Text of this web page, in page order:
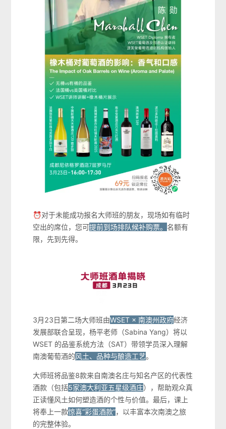
⏰对于未能成功报名大师班的朋友，现场如有临时
空出的席位，您可提前到场排队候补购票。 名额有
限，先到先得。
3月23日第二场大师班由WSET × 南澳州政府经济
发展部联合呈现，杨平老师（Sabina Yang）将以
WSET 的品鉴系统方法（SAT）带领学员深入理解
南澳葡萄酒的风土、品种与酿造工艺。
大师班将品鉴8款来自南澳名庄与知名产区的代表性
酒款（包括5家澳大利亚五星级酒庄），帮助观众真
正读懂风土如何塑造酒的个性与价值。最后，课上
将奉上一款惊喜“彩蛋酒款”，以丰富本次南澳之旅
的完整体验。